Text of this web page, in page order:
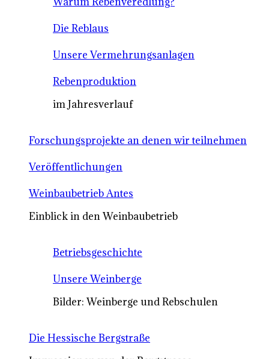
Die Reblaus
Unsere Vermehrungsanlagen
Rebenproduktion
im Jahresverlauf
Forschungsprojekte an denen wir teilnehmen
Veröffentlichungen
Weinbaubetrieb Antes
Einblick in den Weinbaubetrieb
Betriebsgeschichte
Unsere Weinberge
Bilder: Weinberge und Rebschulen
Die Hessische Bergstraße